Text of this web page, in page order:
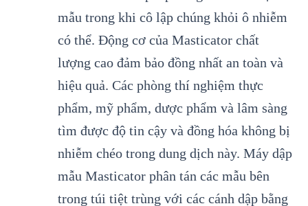
mẫu trong khi cô lập chúng khỏi ô nhiễm
có thể. Động cơ của Masticator chất
lượng cao đảm bảo đồng nhất an toàn và
hiệu quả. Các phòng thí nghiệm thực
phẩm, mỹ phẩm, dược phẩm và lâm sàng
tìm được độ tin cậy và đồng hóa không bị
nhiễm chéo trong dung dịch này. Máy dập
mẫu Masticator phân tán các mẫu bên
trong túi tiệt trùng với các cánh dập bằng